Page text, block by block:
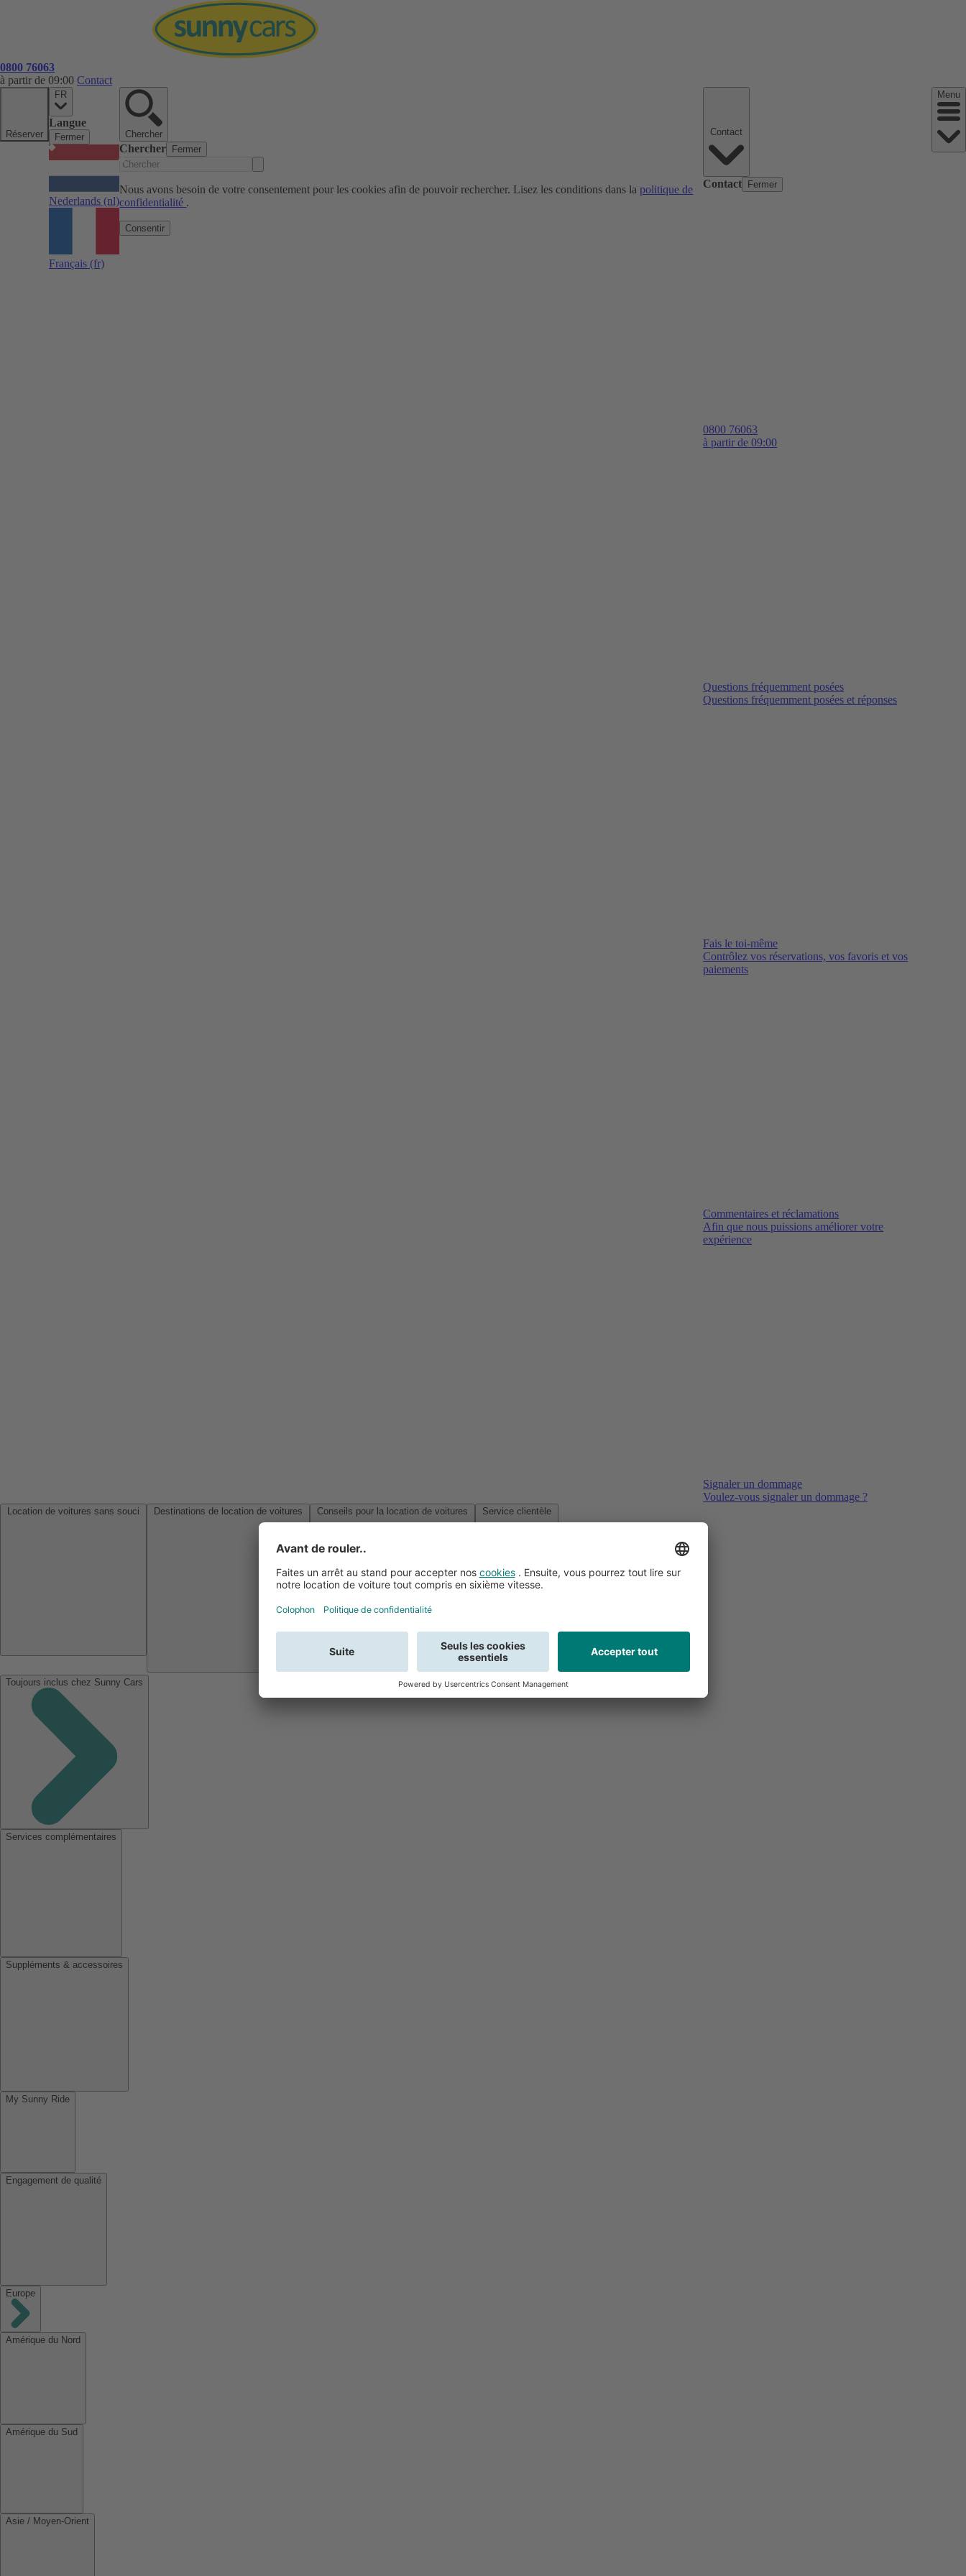
0800 76063
à partir de 09:00 Contact
Réserver
FR
Langue
Fermer
Nederlands (nl)
Français (fr)
Chercher
Chercher Fermer
Nous avons besoin de votre consentement pour les cookies afin de pouvoir rechercher. Lisez les conditions dans la politique de
confidentialité .
Consentir
Contact Fermer
0800 76063
à partir de 09:00
Questions fréquemment posées
Questions fréquemment posées et réponses
Fais le toi-même
Contrôlez vos réservations, vos favoris et vos
paiements
Commentaires et réclamations
Afin que nous puissions améliorer votre
expérience
Signaler un dommage
Voulez-vous signaler un dommage ?
Menu
Toujours inclus chez Sunny Cars
Services complémentaires
Suppléments & accessoires
My Sunny Ride
Engagement de qualité
Europe
Amérique du Nord
Amérique du Sud
Asie / Moyen-Orient